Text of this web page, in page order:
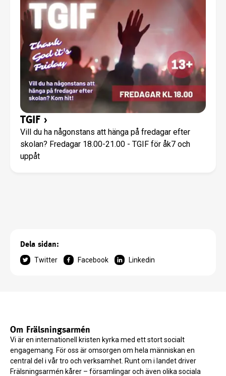
TGIF ›
Vill du ha någonstans att hänga på fredagar efter
skolan? Fredagar 18.00-21.00 - TGIF för åk7 och
uppåt
Dela sidan:
Twitter Facebook Linkedin
Om Frälsningsarmén
Vi är en internationell kristen kyrka med ett stort socialt
engagemang. För oss är omsorgen om hela människan en
central del i vår tro och verksamhet. Runt om i landet driver
Frälsningsarmén kårer – församlingar och även olika sociala